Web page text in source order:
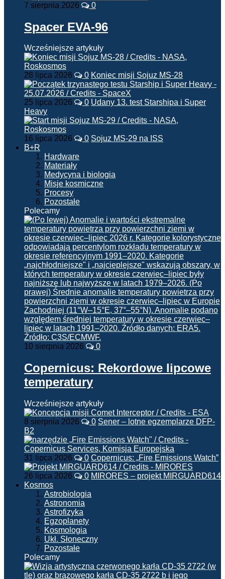
7 sierpnia 2026 0
Spacer EVA-96
Wcześniejsze artykuły
28 lipca 2026 0 Koniec misji Sojuz MS-28
25 lipca 2026 0 Udany 13. test Starshipa i Super
Heavy
16 lipca 2026 0 Sojuz MS-29 na ISS
B+R
Hardware
Materiały
Medycyna i biologia
Misje kosmiczne
Procesy
Pozostałe
Polecamy
10 sierpnia 2026 0
Copernicus: Rekordowe lipcowe
temperatury
Wcześniejsze artykuły
8 sierpnia 2026 0 Sener – lotne egzemplarze DFP-
B2
31 lipca 2026 0 Copernicus: „Fire Emissions Watch”
26 lipca 2026 0 MIRORES – projekt MIRGUARD614
Kosmos
Astrobiologia
Astronomia
Astrofizyka
Egzoplanety
Kosmologia
Ukł. Słoneczny
Pozostałe
Polecamy